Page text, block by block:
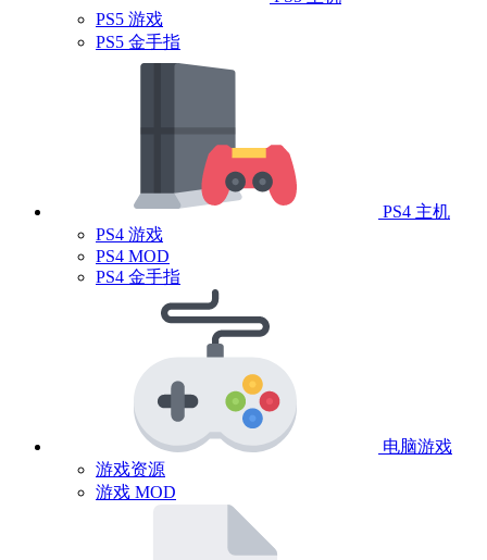
PS5 游戏
PS5 金手指
PS4 主机
PS4 游戏
PS4 MOD
PS4 金手指
电脑游戏
游戏资源
游戏 MOD